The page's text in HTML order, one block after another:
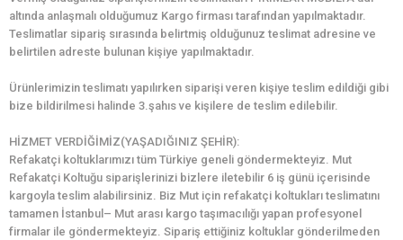
altında anlaşmalı olduğumuz Kargo firması tarafından yapılmaktadır.
Teslimatlar sipariş sırasında belirtmiş olduğunuz teslimat adresine ve
belirtilen adreste bulunan kişiye yapılmaktadır.
Ürünlerimizin teslimatı yapılırken siparişi veren kişiye teslim edildiği gibi
bize bildirilmesi halinde 3.şahıs ve kişilere de teslim edilebilir.
HİZMET VERDİĞİMİZ(YAŞADIĞINIZ ŞEHİR):
Refakatçi koltuklarımızı tüm Türkiye geneli göndermekteyiz. Mut
Refakatçi Koltuğu siparişlerinizi bizlere iletebilir 6 iş günü içerisinde
kargoyla teslim alabilirsiniz. Biz Mut için refakatçi koltukları teslimatını
tamamen İstanbul– Mut arası kargo taşımacılığı yapan profesyonel
firmalar ile göndermekteyiz. Sipariş ettiğiniz koltuklar gönderilmeden